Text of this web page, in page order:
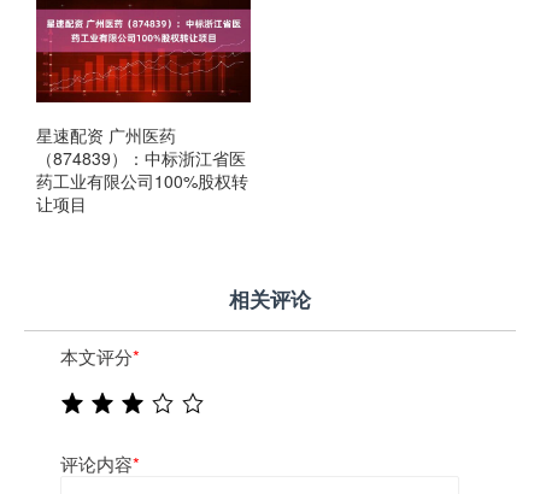
星速配资 广州医药
（874839）：中标浙江省医
药工业有限公司100%股权转
让项目
相关评论
本文评分*
评论内容*